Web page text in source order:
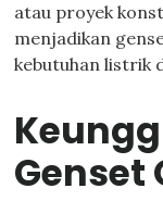
atau proyek
menjadikan
kebutuhan listrik
Genset